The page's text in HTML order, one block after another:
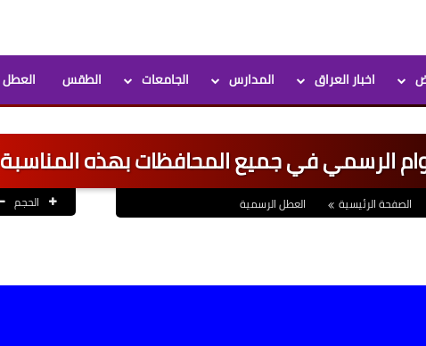
اخبار العراق المدارس الجامعات الطقس العطل
الرسمي في جميع المحافظات بهذه المناسبة
الصفحة الرئيسية العطل الرسمية الحجم